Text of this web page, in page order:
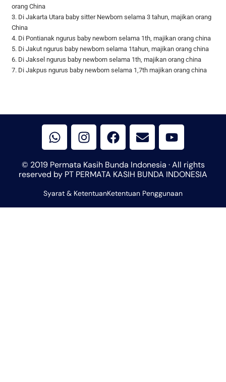
orang China
3. Di Jakarta Utara baby sitter Newborn selama 3 tahun, majikan orang
China
4. Di Pontianak ngurus baby newborn selama 1th, majikan orang china
5. Di Jakut ngurus baby newborn selama 1tahun, majikan orang china
6. Di Jaksel ngurus baby newborn selama 1th, majikan orang china
7. Di Jakpus ngurus baby newborn selama 1,7th majikan orang china
h
a
t
s
a
p
p
n
s
t
a
r
a
a
c
b
o
k
n
v
e
l
p
e
o
u
t
u
e
© 2019 Permata Kasih Bunda Indonesia · All rights
reserved by PT PERMATA KASIH BUNDA INDONESIA
Syarat & KetentuanKetentuan Penggunaan